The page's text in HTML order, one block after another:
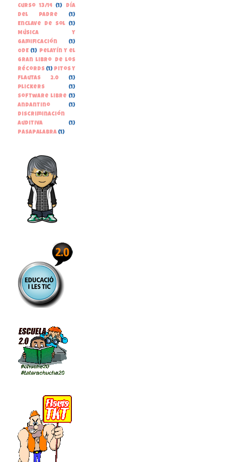
Curso 13/14
(1)
Día
del Padre
(1)
Enclave de Sol
(1)
Música y
gamificación
(1)
ODE (1)
Pelayín y el
gran libro de los
récords (1) Pitos y
Flautas 2.0
(1)
Plickers
(1)
Software libre (1)
andantino
(1)
discriminación
auditiva
(1)
pasapalabra (1)